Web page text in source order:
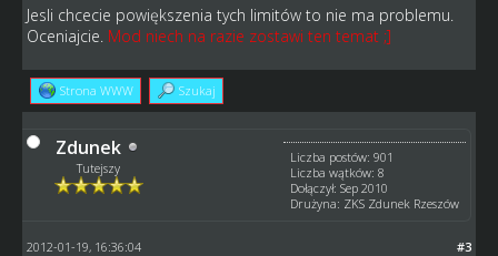
Jesli chcecie powiększenia tych limitów to nie ma problemu.
Oceniajcie. Mod niech na razie zostawi ten temat ;]
Strona WWW Szukaj
Zdunek
Tutejszy
Liczba postów: 901
Liczba wątków: 8
Dołączył: Sep 2010
Drużyna: ZKS Zdunek Rzeszów
#3
2012-01-19, 16:36:04